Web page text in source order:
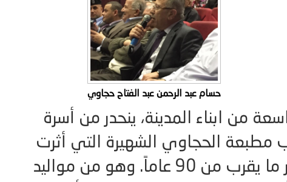
حسام عبد الرحمن عبد الفتاح حجاوي
من ابناء المدينة، ينحدر من أسرة
مطبعة الحجاوي الشهيرة التي أثرت
الاقتصاد الوطني على مدار ما يقرب من 90 عاماً. وهو من مواليد